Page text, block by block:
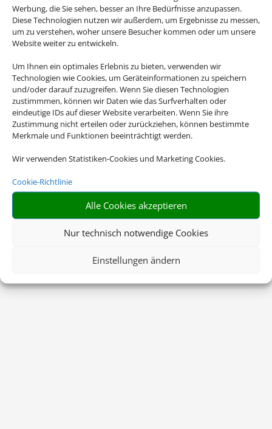
Werbung, die Sie sehen, besser an Ihre Bedürfnisse anzupassen.
Diese Technologien nutzen wir außerdem, um Ergebnisse zu messen,
um zu verstehen, woher unsere Besucher kommen oder um unsere
Website weiter zu entwickeln.
Um Ihnen ein optimales Erlebnis zu bieten, verwenden wir
Technologien wie Cookies, um Geräteinformationen zu speichern
und/oder darauf zuzugreifen. Wenn Sie diesen Technologien
zustimmmen, können wir Daten wie das Surfverhalten oder
eindeutige IDs auf dieser Website verarbeiten. Wenn Sie ihre
Zustimmung nicht erteilen oder zurückziehen, können bestimmte
Merkmale und Funktionen beeinträchtigt werden.
Wir verwenden Statistiken-Cookies und Marketing Cookies.
Cookie-Richtlinie
Alle Cookies akzeptieren
Nur technisch notwendige Cookies
Einstellungen ändern